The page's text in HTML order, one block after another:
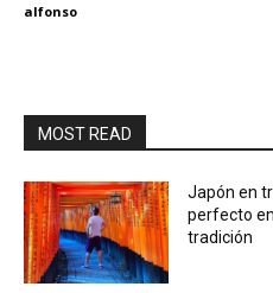
alfonso
MOST READ
Japón en
perfecto
tradición